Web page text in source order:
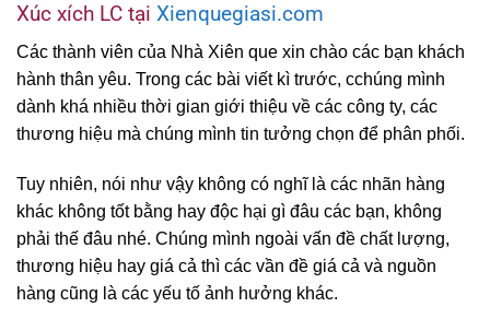
Xúc xích LC tại Xienquegiasi.com
Các thành viên của Nhà Xiên que xin chào các bạn khách
hành thân yêu. Trong các bài viết kì trước, cchúng mình
dành khá nhiều thời gian giới thiệu về các công ty, các
thương hiệu mà chúng mình tin tưởng chọn để phân phối.
Tuy nhiên, nói như vậy không có nghĩ là các nhãn hàng
khác không tốt bằng hay độc hại gì đâu các bạn, không
phải thế đâu nhé. Chúng mình ngoài vấn đề chất lượng,
thương hiệu hay giá cả thì các vần đề giá cả và nguồn
hàng cũng là các yếu tố ảnh hưởng khác.